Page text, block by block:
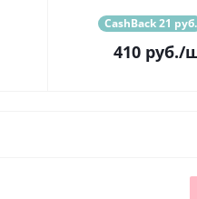
CashBack 21 руб.
410руб./